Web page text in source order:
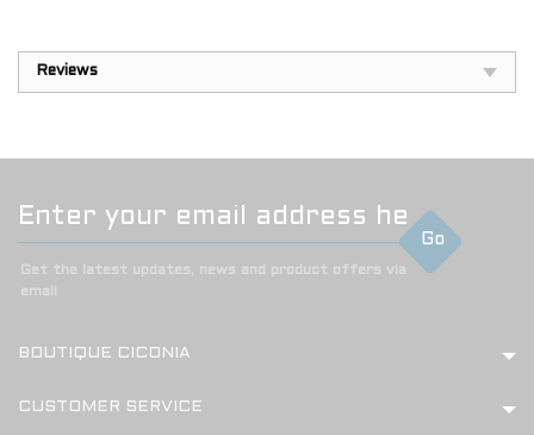
Reviews
Go
Get the latest updates, news and product offers via
email
BOUTIQUE CICONIA
CUSTOMER SERVICE